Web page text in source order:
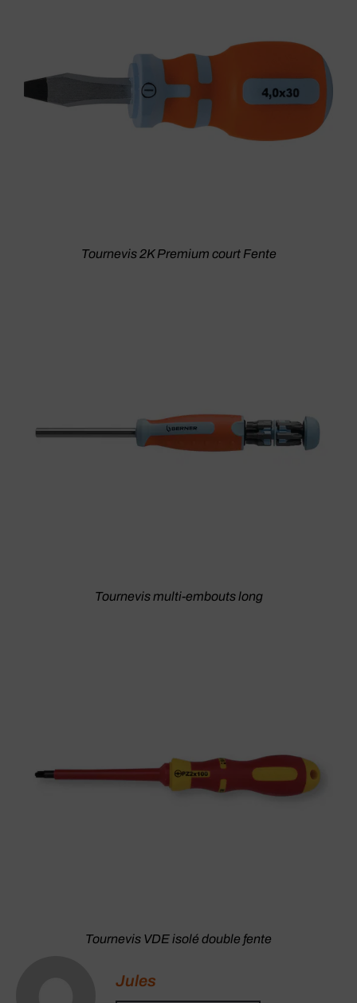
Tournevis 2K Premium court Fente
Tournevis multi-embouts long
Tournevis VDE isolé double fente
Jules